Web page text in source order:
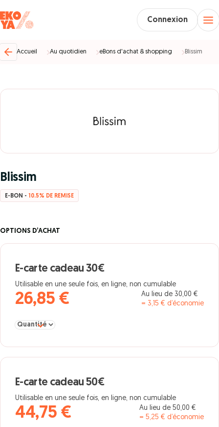
Connexion
Accueil Au quotidien eBons d'achat & shopping Blissim
Blissim
E-BON - 10.5% DE REMISE
OPTIONS D’ACHAT
E-carte cadeau 30€
Utilisable en une seule fois, en ligne, non cumulable
26,85 €
Au lieu de 30,00 €
= 3,15 € d’économie
Sélectionner la quantité pour E-carte cadeau 30€
E-carte cadeau 50€
Utilisable en une seule fois, en ligne, non cumulable
44,75 €
Au lieu de 50,00 €
= 5,25 € d’économie